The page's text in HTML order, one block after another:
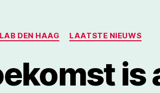
Categorieën
DEN HAAG LAATSTE NIEUWS
is